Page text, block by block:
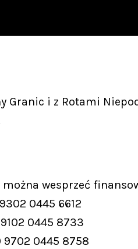
Granic i z Rotami
wesprzeć
0445 6612
0445 8733
9702 0445 8758